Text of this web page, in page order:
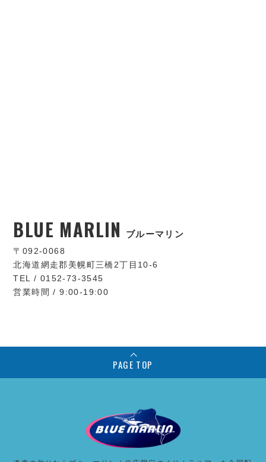
BLUE MARLIN ブルーマリン
〒092-0068
北海道網走郡美幌町三橋2丁目10-6
TEL / 0152-73-3545
営業時間 / 9:00-19:00
PAGE TOP